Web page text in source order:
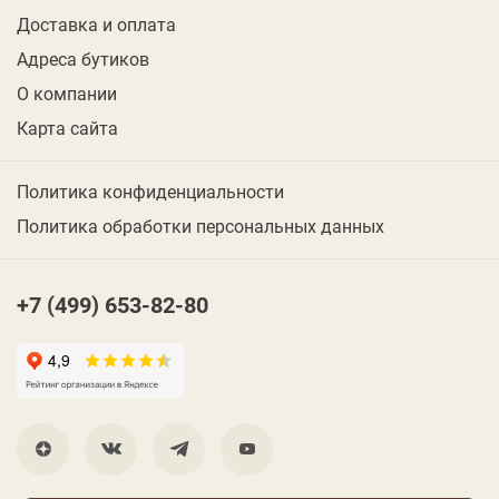
Доставка и оплата
Адреса бутиков
О компании
Карта сайта
Политика конфиденциальности
Политика обработки персональных данных
+7 (499) 653-82-80